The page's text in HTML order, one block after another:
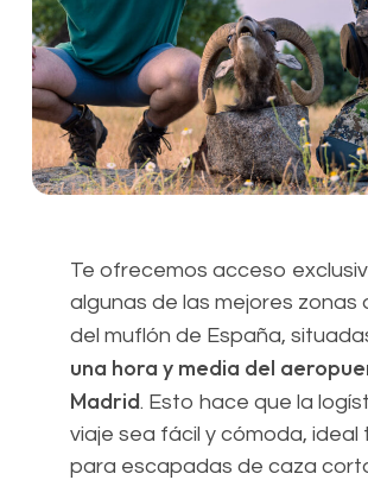
Te ofrecemos acceso
algunas de las mejores zonas
del muflón de España,
una hora y media del
Madrid. Esto hace que la
viaje sea fácil y cómoda, ideal
para escapadas de caza